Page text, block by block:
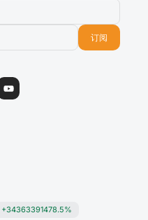
订阅
+34363391478.5%